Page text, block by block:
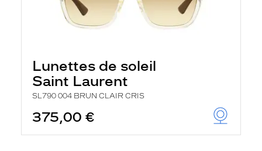
Lunettes de soleil
Saint Laurent
SL790 004 BRUN CLAIR CRIS
375,00 €